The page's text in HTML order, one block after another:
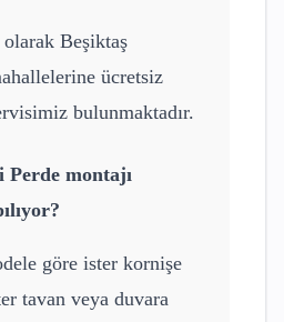
olarak Beşiktaş
ücretsiz
bulunmaktadır.
Perde montajı
göre ister kornişe
tavan veya duvara